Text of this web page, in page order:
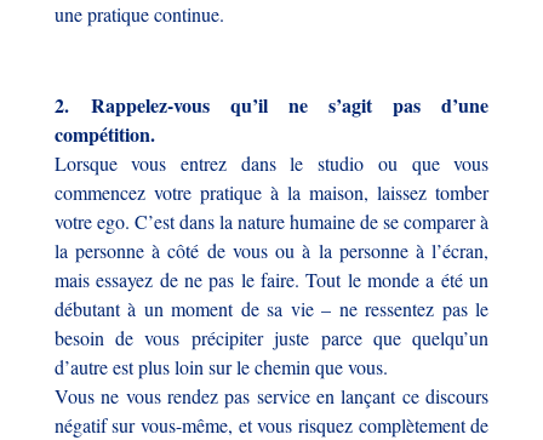
une pratique continue.
2. Rappelez-vous qu’il ne s’agit pas d’une
compétition.
Lorsque vous entrez dans le studio ou que vous
commencez votre pratique à la maison, laissez tomber
votre ego. C’est dans la nature humaine de se comparer à
la personne à côté de vous ou à la personne à l’écran,
mais essayez de ne pas le faire. Tout le monde a été un
débutant à un moment de sa vie – ne ressentez pas le
besoin de vous précipiter juste parce que quelqu’un
d’autre est plus loin sur le chemin que vous.
Vous ne vous rendez pas service en lançant ce discours
négatif sur vous-même, et vous risquez complètement de